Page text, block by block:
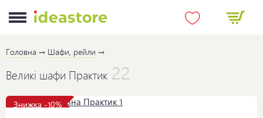
Головна Шафи, рейли
Великі шафи Практик 22
Знижка -10%